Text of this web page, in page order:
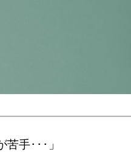
苦手･･･」